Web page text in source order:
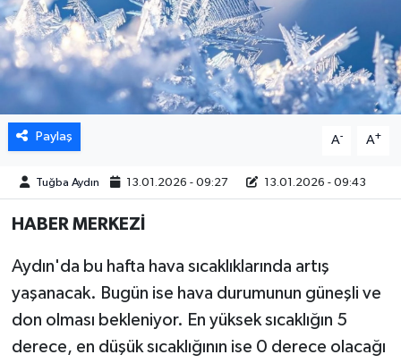
Paylaş A- A+
Tuğba Aydın 13.01.2026 - 09:27 13.01.2026 - 09:43
HABER MERKEZİ
Aydın'da bu hafta hava sıcaklıklarında artış
yaşanacak. Bugün ise hava durumunun güneşli ve
don olması bekleniyor. En yüksek sıcaklığın 5
derece, en düşük sıcaklığının ise 0 derece olacağı
BİLİM VE TEKNOLOJİ
GENEL
GÜNDEM
KÜLTÜR SANAT
MAGAZİN
ÖZEL HABER
SAĞLIK